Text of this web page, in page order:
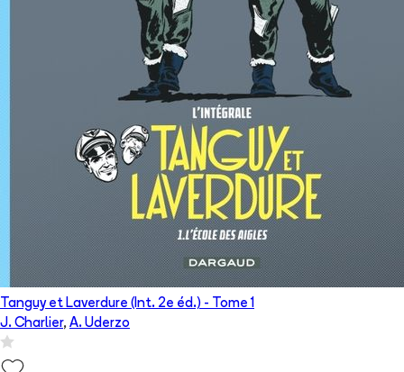
Tanguy et Laverdure (Int. 2e éd.) - Tome 1
J. Charlier, A. Uderzo